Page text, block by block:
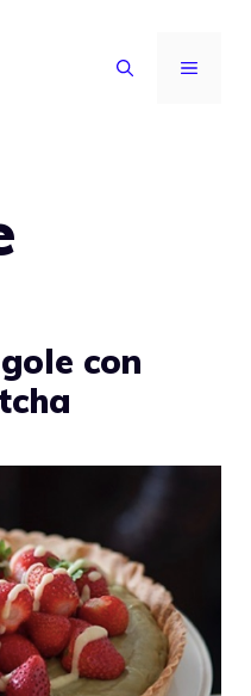
MENU
con